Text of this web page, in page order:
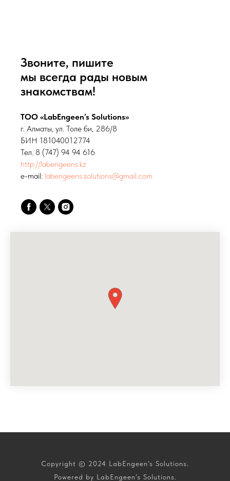
Звоните, пишите
мы всегда рады новым
знакомствам!
ТОО «LabEngeen’s Solutions»
г. Алматы, ул. Толе би, 286/8
БИН 181040012774
Тел. 8 (747) 94 94 616
http://labengeens.kz
e-mail: labengeens.solutions@gmail.com
Copyright © 2024 LabEngeen’s Solutions.
Powered by LabEngeen’s Solutions.